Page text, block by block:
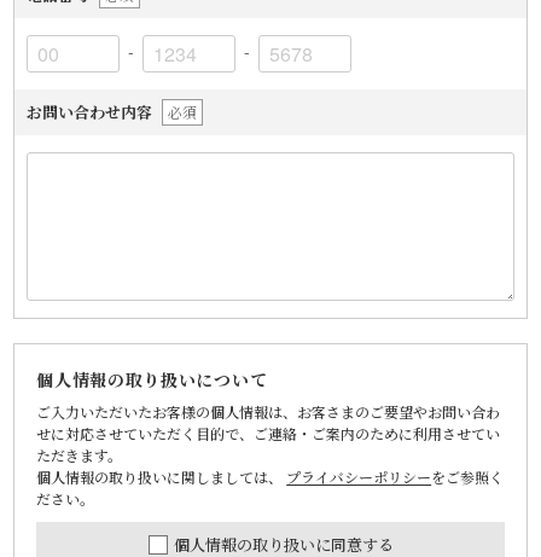
- -
お問い合わせ内容 必須
個人情報の取り扱いについて
ご入力いただいたお客様の個人情報は、お客さまのご要望やお問い合わ
せに対応させていただく目的で、ご連絡・ご案内のために利用させてい
ただきます。
個人情報の取り扱いに関しましては、 プライバシーポリシーをご参照く
ださい。
個人情報の取り扱いに同意する